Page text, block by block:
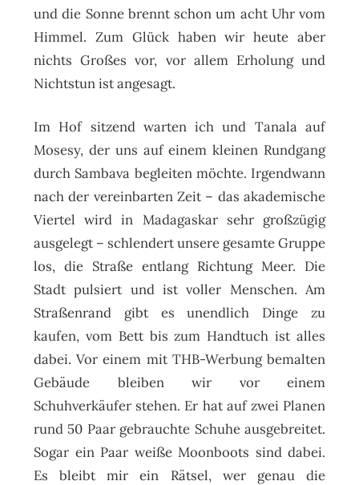
und die Sonne brennt schon um acht Uhr vom
Himmel. Zum Glück haben wir heute aber
nichts Großes vor, vor allem Erholung und
Nichtstun ist angesagt.
Im Hof sitzend warten ich und Tanala auf
Mosesy, der uns auf einem kleinen Rundgang
durch Sambava begleiten möchte. Irgendwann
nach der vereinbarten Zeit – das akademische
Viertel wird in Madagaskar sehr großzügig
ausgelegt – schlendert unsere gesamte Gruppe
los, die Straße entlang Richtung Meer. Die
Stadt pulsiert und ist voller Menschen. Am
Straßenrand gibt es unendlich Dinge zu
kaufen, vom Bett bis zum Handtuch ist alles
dabei. Vor einem mit THB-Werbung bemalten
Gebäude bleiben wir vor einem
Schuhverkäufer stehen. Er hat auf zwei Planen
rund 50 Paar gebrauchte Schuhe ausgebreitet.
Sogar ein Paar weiße Moonboots sind dabei.
Es bleibt mir ein Rätsel, wer genau die